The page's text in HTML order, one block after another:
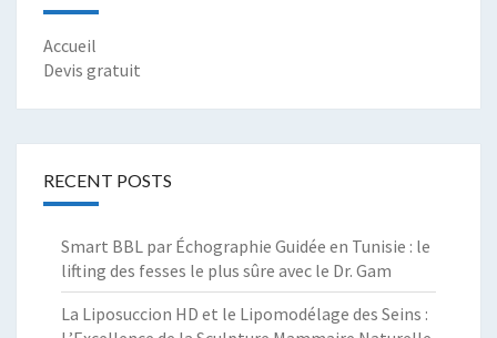
Accueil
Devis gratuit
RECENT POSTS
Smart BBL par Échographie Guidée en Tunisie : le
lifting des fesses le plus sûre avec le Dr. Gam
La Liposuccion HD et le Lipomodélage des Seins :